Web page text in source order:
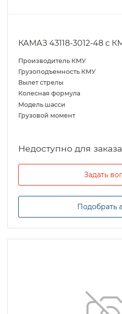
КАМАЗ 43118-3012-48 с
Производитель КМУ
Грузоподъемность КМУ
Вылет стрелы
Колесная формула
Модель шасси
Грузовой момент
Задать
Подобрать